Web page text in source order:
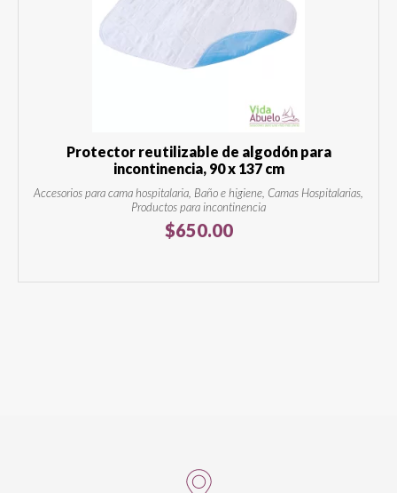
Protector reutilizable de algodón para
incontinencia, 90 x 137 cm
Accesorios para cama hospitalaria, Baño e higiene, Camas Hospitalarias,
Productos para incontinencia
$650.00